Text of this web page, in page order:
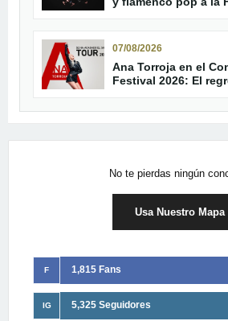
07/08/2026
Ana Torroja en el
Festival 2026: El
No te pierdas ningún
Usa Nuestro Mapa
F 1,815 Fans
IG 5,325 Seguidores